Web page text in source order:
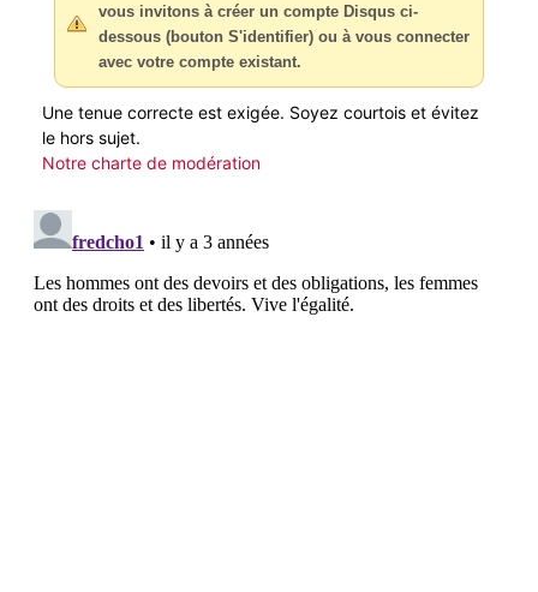
vous invitons à créer un compte Disqus ci-
dessous (bouton S'identifier) ou à vous connecter
avec votre compte existant.
Une tenue correcte est exigée. Soyez courtois et évitez
le hors sujet.
Notre charte de modération